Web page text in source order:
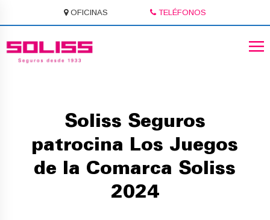
OFICINAS TELÉFONOS
Soliss Seguros
patrocina Los Juegos
de la Comarca Soliss
2024